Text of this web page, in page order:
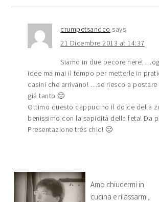
crumpetsandco says
21 Dicembre 2013 at 14:37
Siamo in due pecore nere!
idee ma mai il tempo per metterle in
casini che arrivano! …se riesco a postare
giá tanto 🙂
Ottimo questo cappucino il dolce della
benissimo con la sapidità della feta! Da
Presentazione trés chic! 🙂
Amo chiudermi in
cucina e rilassarmi,